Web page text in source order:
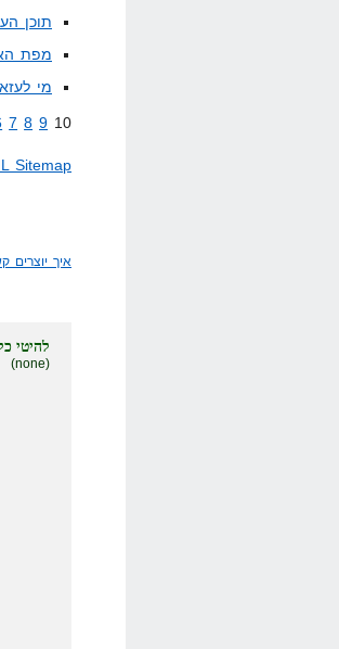
תוכן
מפת
מי
7 8 9 10
Sitemap
איך יוצרים
להיטי
(none)